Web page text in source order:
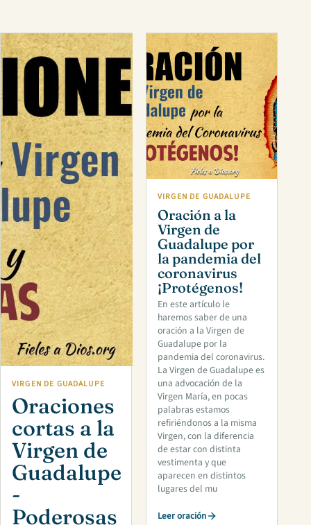
VIRGEN DE GUADALUPE
Oraciones
cortas a la
Virgen de
Guadalupe
-
Poderosas
VIRGEN DE GUADALUPE
Oración a la
Virgen de
Guadalupe por
la pandemia del
coronavirus
¡Protégenos!
En este artículo le
haremos saber de una
oración a la Virgen de
Guadalupe por la
pandemia del coronavirus.
La Virgen de Guadalupe es
una advocación de la
Virgen María, en pocas
palabras estamos
refiriéndonos a la misma
Virgen, con la diferencia
de estar con distinta
vestimenta y que
aparecen en distintos
lugares del mu
Leer oración